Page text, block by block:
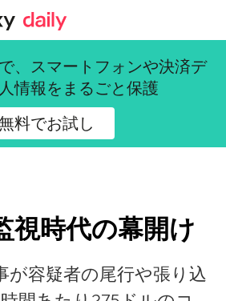
カスペルスキー公式ブログ
、スマートフォンや決済デ
情報をまるごと保護
料でお試し
視時代の幕開け
が容疑者の尾行や張り込